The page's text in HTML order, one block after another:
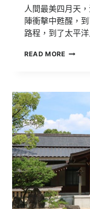
人間最美四月天
陣衝擊中甦醒，
路程，到了太平
READ MORE 2018
波
單
教
育
旅
行